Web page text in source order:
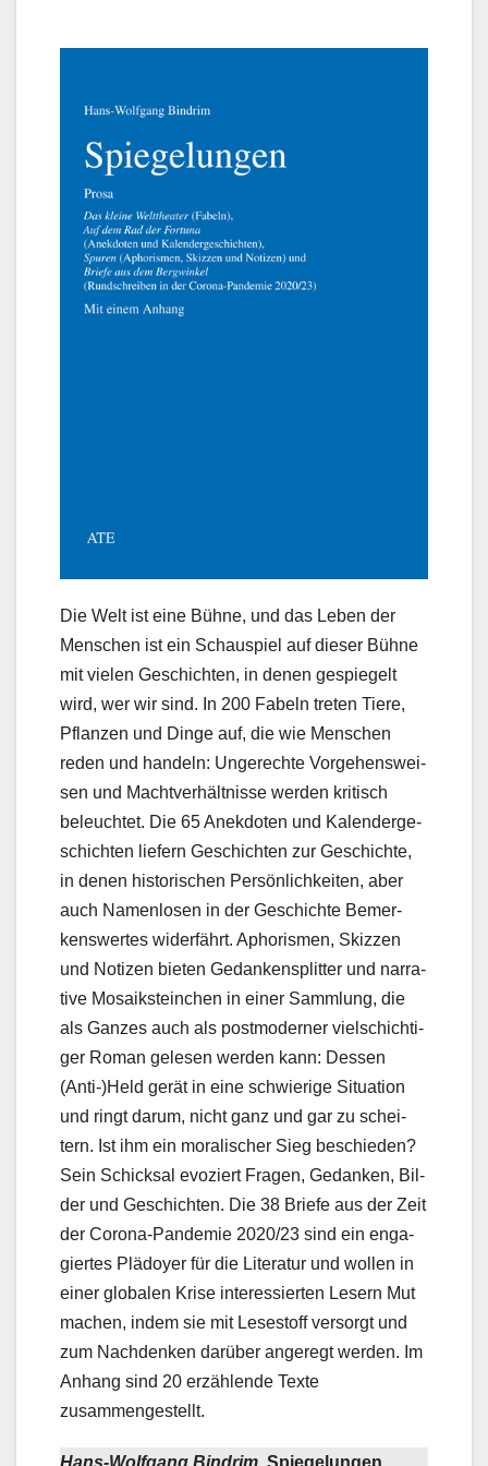
Die Welt ist eine Büh­ne, und das Leben der
Men­schen ist ein Schau­spiel auf die­ser Büh­ne
mit vie­len Geschich­ten, in denen gespie­gelt
wird, wer wir sind. In 200 Fabeln tre­ten Tie­re,
Pflan­zen und Din­ge auf, die wie Men­schen
reden und han­deln: Unge­rech­te Vor­ge­hens­wei­
sen und Macht­ver­hält­nis­se wer­den kri­tisch
beleuch­tet. Die 65 Anek­do­ten und Kalen­der­ge­
schich­ten lie­fern Geschich­ten zur Geschich­te,
in denen his­to­ri­schen Per­sön­lich­kei­ten, aber
auch Namen­lo­sen in der Geschich­te Bemer­
kens­wer­tes wider­fährt. Apho­ris­men, Skiz­zen
und Noti­zen bie­ten Gedan­ken­split­ter und nar­ra­
ti­ve Mosa­ik­stein­chen in einer Samm­lung, die
als Gan­zes auch als post­mo­der­ner viel­schich­ti­
ger Roman gele­sen wer­den kann: Des­sen
(Anti-)Held gerät in eine schwie­ri­ge Situa­ti­on
und ringt dar­um, nicht ganz und gar zu schei­
tern. Ist ihm ein mora­li­scher Sieg beschie­den?
Sein Schick­sal evo­ziert Fra­gen, Gedan­ken, Bil­
der und Geschich­ten. Die 38 Brie­fe aus der Zeit
der Coro­na-Pan­de­mie 2020/23 sind ein enga­
gier­tes Plä­doy­er für die Lite­ra­tur und wol­len in
einer glo­ba­len Kri­se inter­es­sier­ten Lesern Mut
machen, indem sie mit Lese­stoff ver­sorgt und
zum Nach­den­ken dar­über ange­regt wer­den. Im
Anhang sind 20 erzäh­len­de Tex­te
zusammengestellt.
Hans-Wolf­gang Bin­drim, Spie­ge­lun­gen